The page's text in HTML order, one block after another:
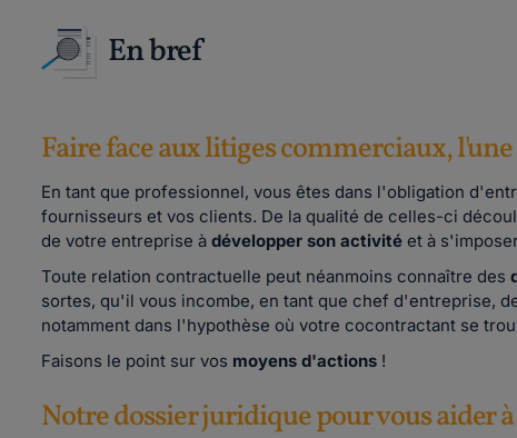
En bref
Faire face aux litiges commerciaux,
En tant que professionnel, vous êtes dans l'obligation
fournisseurs et vos clients. De la qualité de celles-ci
de votre entreprise à développer son activité et à
Toute relation contractuelle peut néanmoins connaître des
sortes, qu'il vous incombe, en tant que chef d'entreprise,
notamment dans l'hypothèse où votre cocontractant se
Faisons le point sur vos moyens d'actions !
Notre dossier juridique pour vous aider